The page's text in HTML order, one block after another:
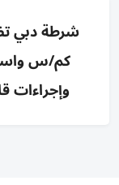
كم/س
وإجراءات